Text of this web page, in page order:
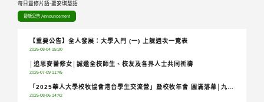
每日靈修片語-聖安琪慧語
最新公告 Announcement
【重要公告】全人發展：大學入門 (一) 上課週次一覽表
2026-08-04 15:30
│追思麥蕾修女│誠邀全校師生、校友及各界人士共同祈禱
2026-07-09 11:45
「2025華人大學校牧協會港台學生交流營」暨校牧年會 圓滿落幕│九校
2025-08-06 14:42